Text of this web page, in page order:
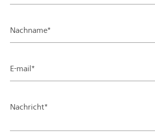
Nachname*
E-mail*
Nachricht*